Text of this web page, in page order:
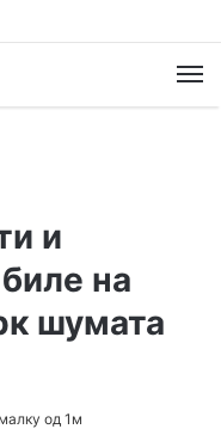
и
на
шумата
од 1м